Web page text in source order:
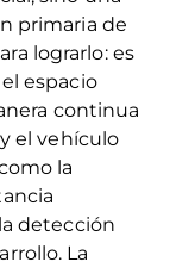
primaria de
lograrlo: es
espacio
continua
el vehículo
la
detección
La